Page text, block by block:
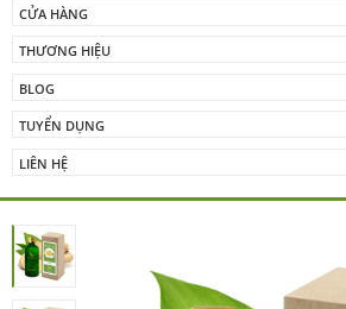
CỬA HÀNG
THƯƠNG HIỆU
BLOG
TUYỂN DỤNG
LIÊN HỆ